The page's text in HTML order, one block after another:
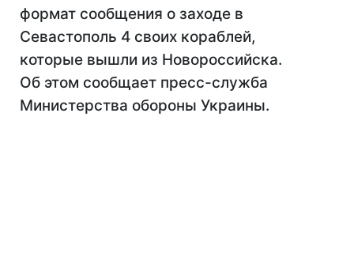
формат сообщения о заходе в
Севастополь 4 своих кораблей,
которые вышли из Новороссийска.
Об этом сообщает пресс-служба
Министерства обороны Украины.